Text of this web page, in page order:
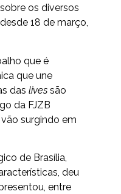
os diversos
18 de março,
que é
que une
das lives são
da FJZB
surgindo em
de Brasília,
deu
entre